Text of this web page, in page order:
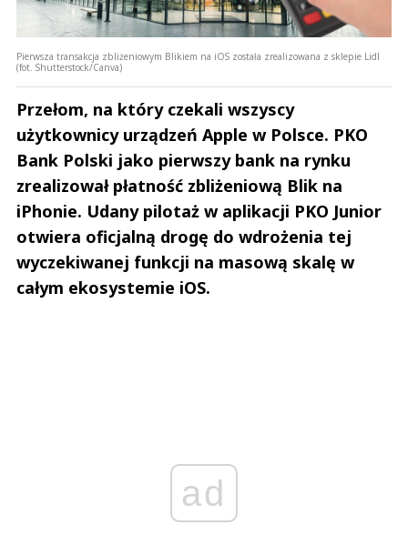
Odpowiedz
0
31.07.2026 / 19:45
This comment was minimized by the moderator on the site
A pracownikom na podwyżki nie ma tylko marne 50-100 zł
Tolek
Anuluj
Prześlij komentarz
Pierwsza transakcja zbliżeniowym Blikiem na iOS została zrealizowana z sklepie Lidl
(fot. Shutterstock/Canva)
Przełom, na który czekali wszyscy
użytkownicy urządzeń Apple w Polsce. PKO
Bank Polski jako pierwszy bank na rynku
zrealizował płatność zbliżeniową Blik na
iPhonie. Udany pilotaż w aplikacji PKO Junior
otwiera oficjalną drogę do wdrożenia tej
wyczekiwanej funkcji na masową skalę w
całym ekosystemie iOS.
ad